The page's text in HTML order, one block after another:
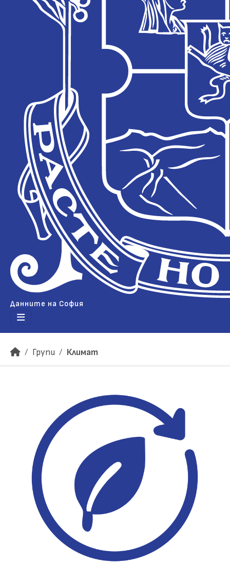
Данните на София
Групи Климат